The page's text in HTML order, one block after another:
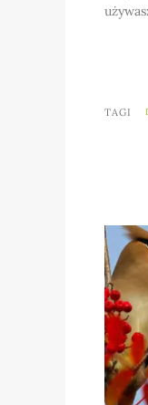
TAGI